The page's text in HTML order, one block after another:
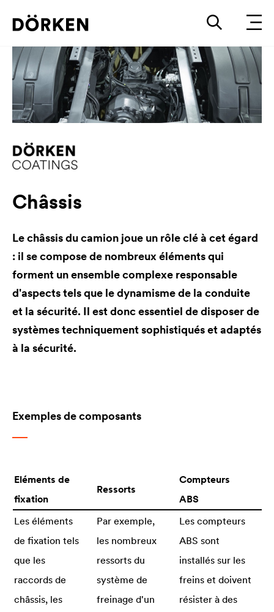
Châssis
Le châssis du camion joue un rôle clé à cet égard
: il se compose de nombreux éléments qui
forment un ensemble complexe responsable
d'aspects tels que le dynamisme de la conduite
et la sécurité. Il est donc essentiel de disposer de
systèmes techniquement sophistiqués et adaptés
à la sécurité.
Exemples de composants
Eléments de
fixation
Ressorts
Compteurs
ABS
Les éléments
de fixation tels
que les
raccords de
châssis, les
Par exemple,
les nombreux
ressorts du
système de
freinage d'un
Les compteurs
ABS sont
installés sur les
freins et doivent
résister à des